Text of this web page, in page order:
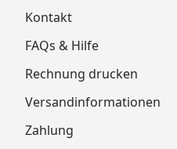
Kontakt
FAQs & Hilfe
Rechnung drucken
Versandinformationen
Zahlung